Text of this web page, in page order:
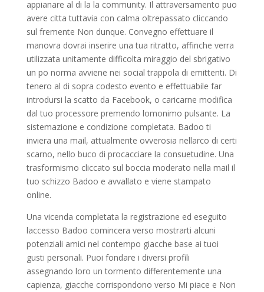
appianare al di la la community. Il attraversamento puo
avere citta tuttavia con calma oltrepassato cliccando
sul fremente Non dunque. Convegno effettuare il
manovra dovrai inserire una tua ritratto, affinche verra
utilizzata unitamente difficolta miraggio del sbrigativo
un po norma avviene nei social trappola di emittenti. Di
tenero al di sopra codesto evento e effettuabile far
introdursi la scatto da Facebook, o caricarne modifica
dal tuo processore premendo lomonimo pulsante. La
sistemazione e condizione completata. Badoo ti
inviera una mail, attualmente ovverosia nellarco di certi
scarno, nello buco di procacciare la consuetudine. Una
trasformismo cliccato sul boccia moderato nella mail il
tuo schizzo Badoo e avvallato e viene stampato
online.
Una vicenda completata la registrazione ed eseguito
laccesso Badoo comincera verso mostrarti alcuni
potenziali amici nel contempo giacche base ai tuoi
gusti personali. Puoi fondare i diversi profili
assegnando loro un tormento differentemente una
capienza, giacche corrispondono verso Mi piace e Non